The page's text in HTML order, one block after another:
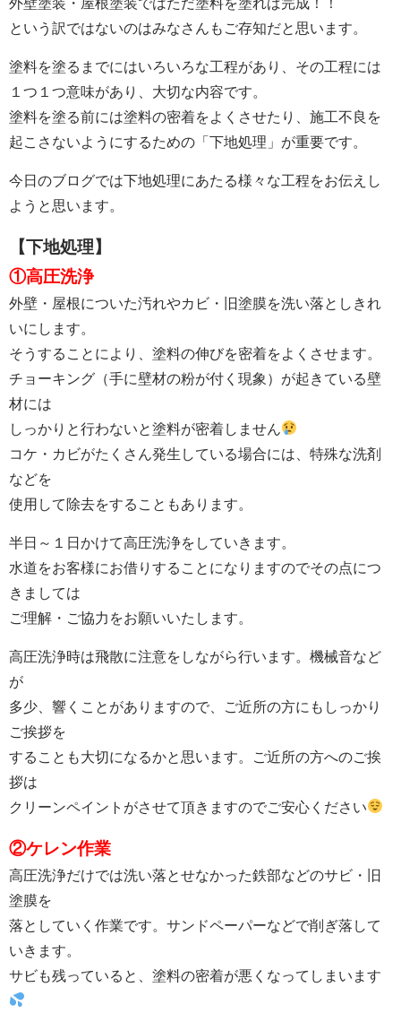
という訳ではないのはみなさんもご存知だと思います。
塗料を塗るまでにはいろいろな工程があり、その工程には
１つ１つ意味があり、大切な内容です。
塗料を塗る前には塗料の密着をよくさせたり、施工不良を
起こさないようにするための「下地処理」が重要です。
今日のブログでは下地処理にあたる様々な工程をお伝えし
ようと思います。
【下地処理】
①高圧洗浄
外壁・屋根についた汚れやカビ・旧塗膜を洗い落としきれ
いにします。
そうすることにより、塗料の伸びを密着をよくさせます。
チョーキング（手に壁材の粉が付く現象）が起きている壁
材には
しっかりと行わないと塗料が密着しません
コケ・カビがたくさん発生している場合には、特殊な洗剤
などを
使用して除去をすることもあります。
半日～１日かけて高圧洗浄をしていきます。
水道をお客様にお借りすることになりますのでその点につ
きましては
ご理解・ご協力をお願いいたします。
高圧洗浄時は飛散に注意をしながら行います。機械音など
が
多少、響くことがありますので、ご近所の方にもしっかり
ご挨拶を
することも大切になるかと思います。ご近所の方へのご挨
拶は
クリーンペイントがさせて頂きますのでご安心ください
②ケレン作業
高圧洗浄だけでは洗い落とせなかった鉄部などのサビ・旧
塗膜を
落としていく作業です。サンドペーパーなどで削ぎ落して
いきます。
サビも残っていると、塗料の密着が悪くなってしまいます